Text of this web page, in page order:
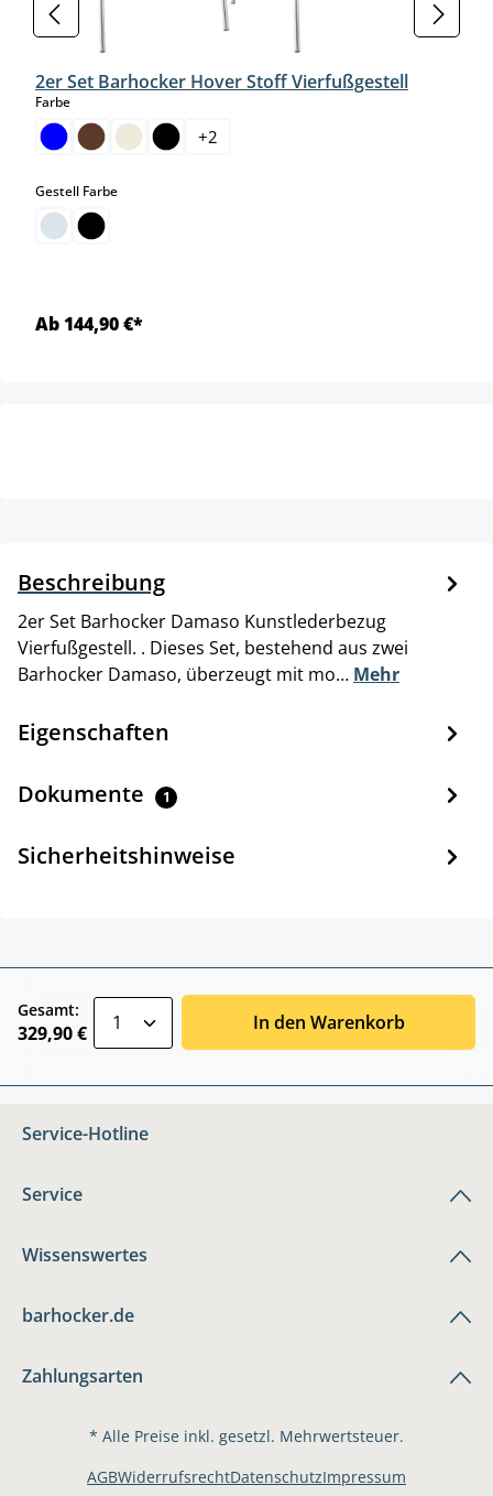
2er Set Barhocker Hover Stoff Vierfußgestell
Farbeauswählen
+2
Gestell Farbeauswählen
Ab 144,90 €*
Beschreibung
2er Set Barhocker Damaso Kunstlederbezug
Vierfußgestell. . Dieses Set, bestehend aus zwei
Barhocker Damaso, überzeugt mit mo… Mehr
Eigenschaften
Dokumente 1
Sicherheitshinweise
Gesamt:
329,90 € In den Warenkorb
Service-Hotline
Service
Wissenswertes
barhocker.de
Zahlungsarten
* Alle Preise inkl. gesetzl. Mehrwertsteuer.
AGBWiderrufsrechtDatenschutzImpressum